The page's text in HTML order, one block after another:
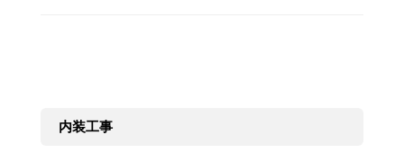
内装工事